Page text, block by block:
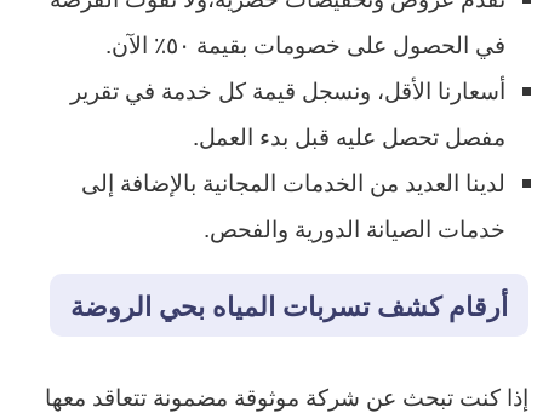
في الحصول على خصومات بقيمة ٥٠٪ الآن.
أسعارنا الأقل، ونسجل قيمة كل خدمة في تقرير
مفصل تحصل عليه قبل بدء العمل.
لدينا العديد من الخدمات المجانية بالإضافة إلى
خدمات الصيانة الدورية والفحص.
أرقام كشف تسربات المياه بحي الروضة
إذا كنت تبحث عن شركة موثوقة مضمونة تتعاقد معها